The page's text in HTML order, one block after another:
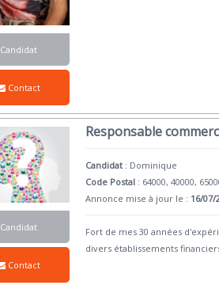
Candidat
Contact
Candidat
Contact
Responsable
Candidat : Dominique
Code Postal : 64000, 40000,
Annonce mise à jour le : 16/07/
Fort de mes 30 années
divers établissements